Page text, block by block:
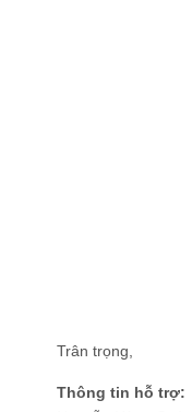
Trân trọng,
Thông tin hỗ trợ: